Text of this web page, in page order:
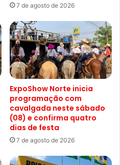
7 de agosto de 2026
ExpoShow Norte inicia
programação com
cavalgada neste sábado
(08) e confirma quatro
dias de festa
7 de agosto de 2026